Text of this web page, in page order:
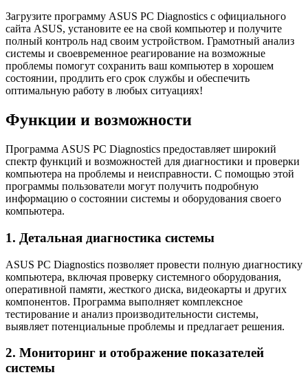
Загрузите программу ASUS PC Diagnostics с официального
сайта ASUS, установите ее на свой компьютер и получите
полный контроль над своим устройством. Грамотный анализ
системы и своевременное реагирование на возможные
проблемы помогут сохранить ваш компьютер в хорошем
состоянии, продлить его срок службы и обеспечить
оптимальную работу в любых ситуациях!
Функции и возможности
Программа ASUS PC Diagnostics предоставляет широкий
спектр функций и возможностей для диагностики и проверки
компьютера на проблемы и неисправности. С помощью этой
программы пользователи могут получить подробную
информацию о состоянии системы и оборудования своего
компьютера.
1. Детальная диагностика системы
ASUS PC Diagnostics позволяет провести полную диагностику
компьютера, включая проверку системного оборудования,
оперативной памяти, жесткого диска, видеокарты и других
компонентов. Программа выполняет комплексное
тестирование и анализ производительности системы,
выявляет потенциальные проблемы и предлагает решения.
2. Мониторинг и отображение показателей
системы